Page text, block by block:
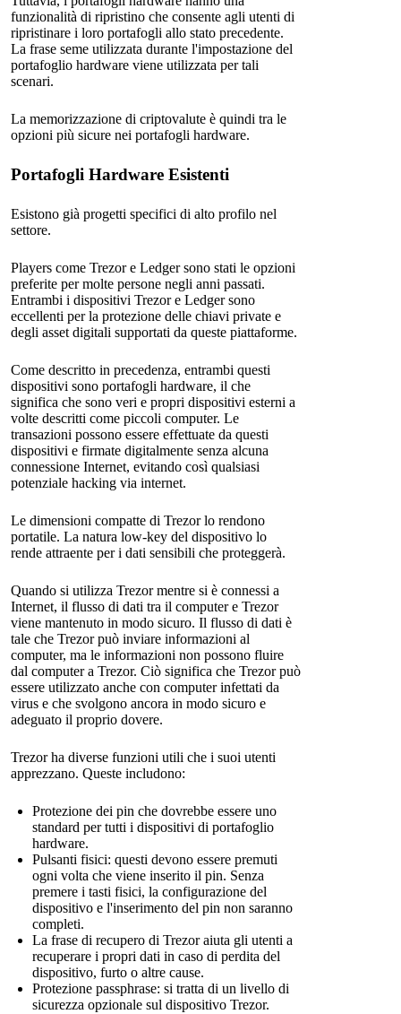
funzionalità di ripristino che consente agli utenti di
ripristinare i loro portafogli allo stato precedente.
La frase seme utilizzata durante l'impostazione del
portafoglio hardware viene utilizzata per tali
scenari.
La memorizzazione di criptovalute è quindi tra le
opzioni più sicure nei portafogli hardware.
Portafogli Hardware Esistenti
Esistono già progetti specifici di alto profilo nel
settore.
Players come Trezor e Ledger sono stati le opzioni
preferite per molte persone negli anni passati.
Entrambi i dispositivi Trezor e Ledger sono
eccellenti per la protezione delle chiavi private e
degli asset digitali supportati da queste piattaforme.
Come descritto in precedenza, entrambi questi
dispositivi sono portafogli hardware, il che
significa che sono veri e propri dispositivi esterni a
volte descritti come piccoli computer. Le
transazioni possono essere effettuate da questi
dispositivi e firmate digitalmente senza alcuna
connessione Internet, evitando così qualsiasi
potenziale hacking via internet.
Le dimensioni compatte di Trezor lo rendono
portatile. La natura low-key del dispositivo lo
rende attraente per i dati sensibili che proteggerà.
Quando si utilizza Trezor mentre si è connessi a
Internet, il flusso di dati tra il computer e Trezor
viene mantenuto in modo sicuro. Il flusso di dati è
tale che Trezor può inviare informazioni al
computer, ma le informazioni non possono fluire
dal computer a Trezor. Ciò significa che Trezor può
essere utilizzato anche con computer infettati da
virus e che svolgono ancora in modo sicuro e
adeguato il proprio dovere.
Trezor ha diverse funzioni utili che i suoi utenti
apprezzano. Queste includono:
Protezione dei pin che dovrebbe essere uno
standard per tutti i dispositivi di portafoglio
hardware.
Pulsanti fisici: questi devono essere premuti
ogni volta che viene inserito il pin. Senza
premere i tasti fisici, la configurazione del
dispositivo e l'inserimento del pin non saranno
completi.
La frase di recupero di Trezor aiuta gli utenti a
recuperare i propri dati in caso di perdita del
dispositivo, furto o altre cause.
Protezione passphrase: si tratta di un livello di
sicurezza opzionale sul dispositivo Trezor.